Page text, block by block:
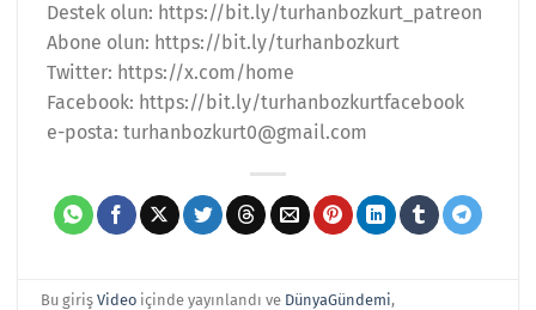
Destek olun: https://bit.ly/turhanbozkurt_patreon
Abone olun: https://bit.ly/turhanbozkurt
Twitter: https://x.com/home
Facebook: https://bit.ly/turhanbozkurtfacebook
e-posta: turhanbozkurt0@gmail.com
Bu girişVideo içinde yayınlandı ve DünyaGündemi,